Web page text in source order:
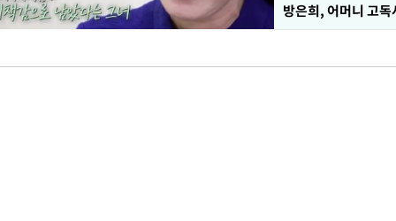
방은희, 어머니 고